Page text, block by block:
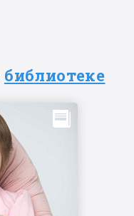
библиотеке